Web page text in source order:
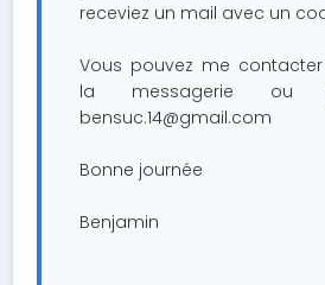
receviez un mail avec un
Vous pouvez me
la messagerie
bensuc.14@gmail.com
Bonne journée
Benjamin